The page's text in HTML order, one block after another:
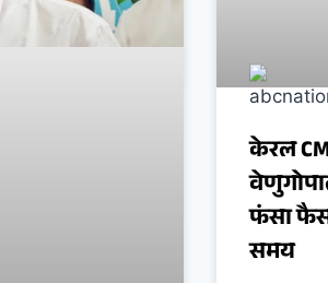
केरल
फंसा
समय